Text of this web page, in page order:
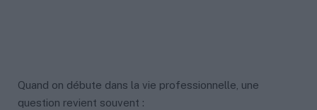
Quand on débute dans la vie professionnelle, une
question revient souvent :